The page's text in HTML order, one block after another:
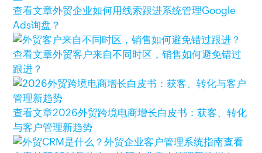
查看文章外贸企业如何用线索跟进系统管理Google
Ads询盘？
查看文章外贸客户来自不同时区，销售如何避免错过
跟进？
查看文章2026外贸跨境电商增长白皮书：获客、转化
与客户管理新趋势
查看